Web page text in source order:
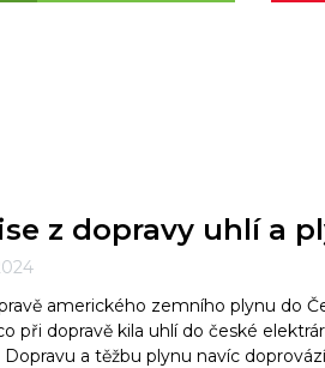
z dopravy uhlí a
amerického zemního plynu do
při dopravě kila uhlí do české
a těžbu plynu navíc